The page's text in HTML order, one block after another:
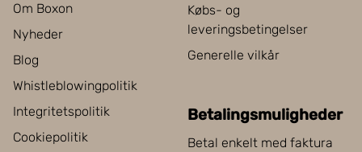
Om Boxon
Nyheder
Blog
Whistleblowingpolitik
Integritetspolitik
Cookiepolitik
Købs- og
leveringsbetingelser
Generelle vilkår
Betalingsmuligheder
Betal enkelt med faktura